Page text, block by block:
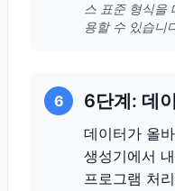
스 표준 형식을
용할 수 있습니
6 6단계: 데
데이터가 올
생성기에서
프로그램 처